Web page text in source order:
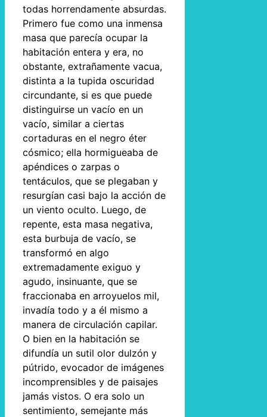
todas horrendamente absurdas.
Primero fue como una inmensa
masa que parecía ocupar la
habitación entera y era, no
obstante, extrañamente vacua,
distinta a la tupida oscuridad
circundante, si es que puede
distinguirse un vacío en un
vacío, similar a ciertas
cortaduras en el negro éter
cósmico; ella hormigueaba de
apéndices o zarpas o
tentáculos, que se plegaban y
resurgían casi bajo la acción de
un viento oculto. Luego, de
repente, esta masa negativa,
esta burbuja de vacío, se
transformó en algo
extremadamente exiguo y
agudo, insinuante, que se
fraccionaba en arroyuelos mil,
invadía todo y a él mismo a
manera de circulación capilar.
O bien en la habitación se
difundía un sutil olor dulzón y
pútrido, evocador de imágenes
incomprensibles y de paisajes
jamás vistos. O era solo un
sentimiento, semejante más